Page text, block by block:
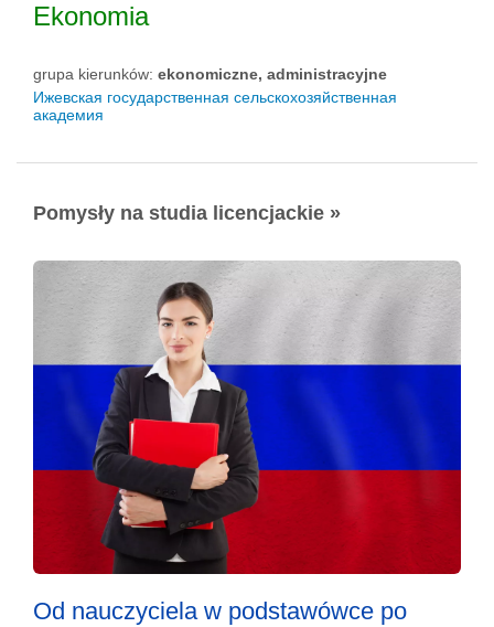
Ekonomia
grupa kierunków: ekonomiczne, administracyjne
Ижевская государственная сельскохозяйственная
академия
Pomysły na studia licencjackie »
Od nauczyciela w podstawówce po